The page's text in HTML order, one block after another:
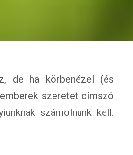
de ha körbenézel (és
szeretet címszó
számolnunk kell.